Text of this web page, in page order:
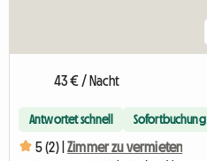
43 € / Nacht
Antwortet schnell Sofortbuchung
5 (2) | Zimmer zu vermieten